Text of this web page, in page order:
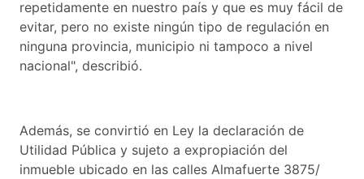
repetidamente en nuestro país y que es muy fácil de
evitar, pero no existe ningún tipo de regulación en
ninguna provincia, municipio ni tampoco a nivel
nacional", describió.
Además, se convirtió en Ley la declaración de
Utilidad Pública y sujeto a expropiación del
inmueble ubicado en las calles Almafuerte 3875/